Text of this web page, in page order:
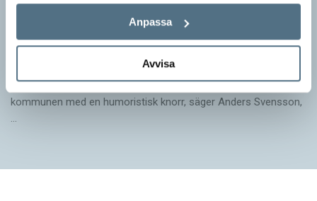
Anpassa
Avvisa
Pressmeddelande: Hjovisst älskar vi
SPRÅKBLOGGEN
– Vinnarna visar att lyckade ordvitsar alltid går hem. En bra
kommunslogan kombinerar ett träffsäkert budskap om
kommunen med en humoristisk knorr, säger Anders Svensson,
…